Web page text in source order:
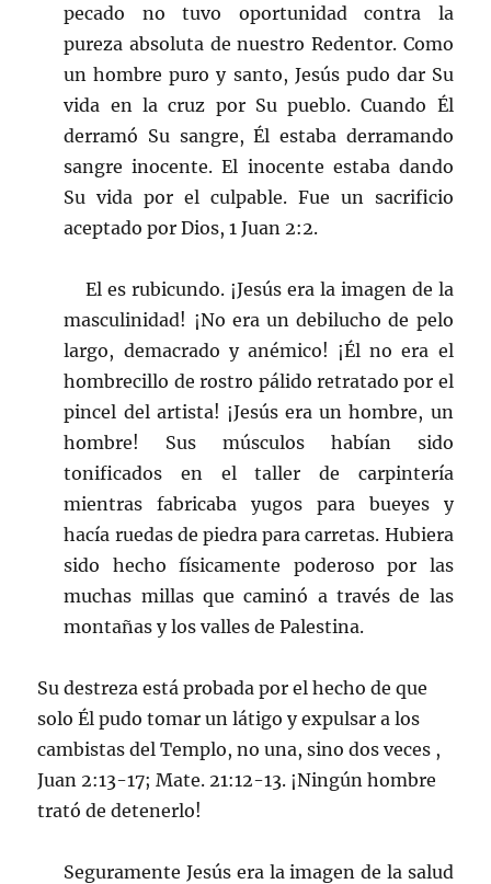
pecado no tuvo oportunidad contra la
pureza absoluta de nuestro Redentor. Como
un hombre puro y santo, Jesús pudo dar Su
vida en la cruz por Su pueblo. Cuando Él
derramó Su sangre, Él estaba derramando
sangre inocente. El inocente estaba dando
Su vida por el culpable. Fue un sacrificio
aceptado por Dios, 1 Juan 2:2.
El es rubicundo. ¡Jesús era la imagen de la
masculinidad! ¡No era un debilucho de pelo
largo, demacrado y anémico! ¡Él no era el
hombrecillo de rostro pálido retratado por el
pincel del artista! ¡Jesús era un hombre, un
hombre! Sus músculos habían sido
tonificados en el taller de carpintería
mientras fabricaba yugos para bueyes y
hacía ruedas de piedra para carretas. Hubiera
sido hecho físicamente poderoso por las
muchas millas que caminó a través de las
montañas y los valles de Palestina.
Su destreza está probada por el hecho de que
solo Él pudo tomar un látigo y expulsar a los
cambistas del Templo, no una, sino dos veces ,
Juan 2:13-17; Mate. 21:12-13. ¡Ningún hombre
trató de detenerlo!
Seguramente Jesús era la imagen de la salud